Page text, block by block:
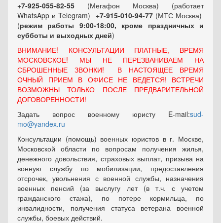
+7-925-055-82-55 (Мегафон Москва) (работает
WhatsApp и Telegram) +7-915-010-94-77 (МТС Москва)
(режим работы 9:00-18:00, кроме праздничных и
субботы и выходных дней)
ВНИМАНИЕ! КОНСУЛЬТАЦИИ ПЛАТНЫЕ, ВРЕМЯ
МОСКОВСКОЕ! МЫ НЕ ПЕРЕЗВАНИВАЕМ НА
СБРОШЕННЫЕ ЗВОНКИ! В НАСТОЯЩЕЕ ВРЕМЯ
ОЧНЫЙ ПРИЕМ В ОФИСЕ НЕ ВЕДЕТСЯ! ВСТРЕЧИ
ВОЗМОЖНЫ ТОЛЬКО ПОСЛЕ ПРЕДВАРИТЕЛЬНОЙ
ДОГОВОРЕННОСТИ!
Задать вопрос военному юристу E-mail:sud-
mo@yandex.ru
Консультации (помощь) военных юристов в г. Москве,
Московской области по вопросам получения жилья,
денежного довольствия, страховых выплат, призыва на
вонную службу по мобилизации, предоставления
отсрочек, увольнения с военной службы, назначения
военных пенсий (за выслугу лет (в т.ч. с учетом
гражданского стажа), по потере кормильца, по
инвалидности, получения статуса ветерана военной
службы, боевых действий.